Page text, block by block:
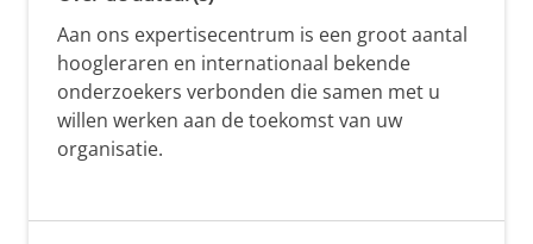
Aan ons expertisecentrum is een groot aantal
hoogleraren en internationaal bekende
onderzoekers verbonden die samen met u
willen werken aan de toekomst van uw
organisatie.